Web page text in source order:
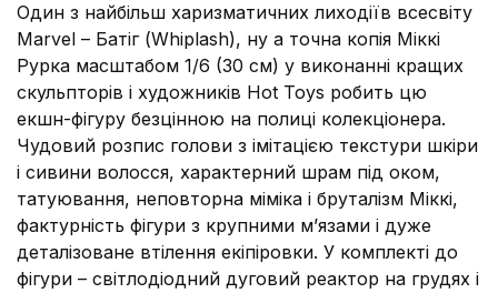
Один з найбільш харизматичних лиходіїв всесвіту
Marvel – Батіг (Whiplash), ну а точна копія Міккі
Рурка масштабом 1/6 (30 см) у виконанні кращих
скульпторів і художників Hot Toys робить цю
екшн-фігуру безцінною на полиці колекціонера.
Чудовий розпис голови з імітацією текстури шкіри
і сивини волосся, характерний шрам під оком,
татуювання, неповторна міміка і бруталізм Міккі,
фактурність фігури з крупними м’язами і дуже
деталізоване втілення екіпіровки. У комплекті до
фігури – світлодіодний дуговий реактор на грудях і